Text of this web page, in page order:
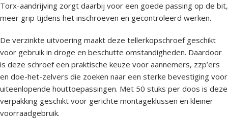
Torx-aandrijving zorgt daarbij voor een goede passing op de bit,
meer grip tijdens het inschroeven en gecontroleerd werken.
De verzinkte uitvoering maakt deze tellerkopschroef geschikt
voor gebruik in droge en beschutte omstandigheden. Daardoor
is deze schroef een praktische keuze voor aannemers, zzp’ers
en doe-het-zelvers die zoeken naar een sterke bevestiging voor
uiteenlopende houttoepassingen. Met 50 stuks per doos is deze
verpakking geschikt voor gerichte montageklussen en kleiner
voorraadgebruik.